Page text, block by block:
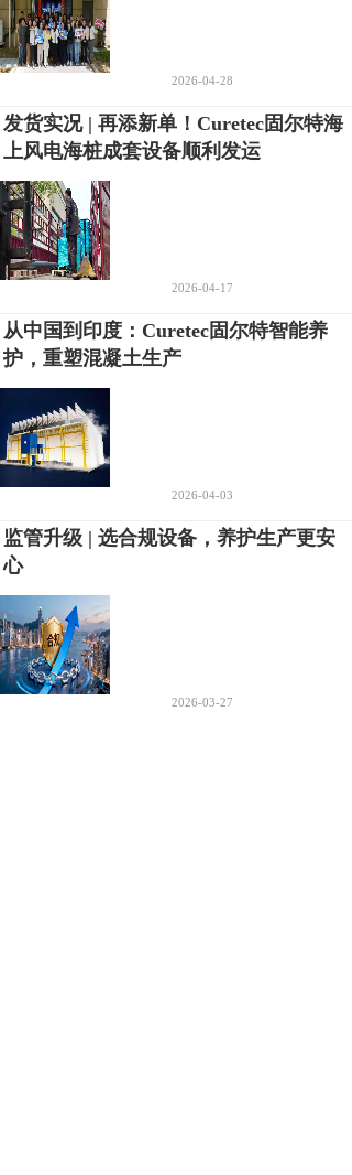
2026-04-28
发货实况 | 再添新单！Curetec固尔特海
上风电海桩成套设备顺利发运
2026-04-17
从中国到印度：Curetec固尔特智能养
护，重塑混凝土生产
2026-04-03
监管升级 | 选合规设备，养护生产更安
心
2026-03-27